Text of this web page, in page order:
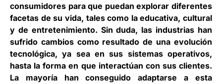
consumidores para que puedan explorar diferentes
facetas de su vida, tales como la educativa, cultural
y de entretenimiento. Sin duda, las industrias han
sufrido cambios como resultado de una evolución
tecnológica, ya sea en sus sistemas operativos,
hasta la forma en que interactúan con sus clientes.
La mayoría han conseguido adaptarse a esta